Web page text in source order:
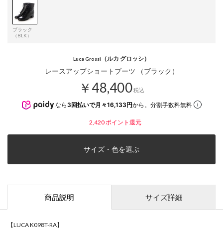
ブラック
（BLK）
Luca Grossi （ルカ グロッシ）
レースアップショートブーツ （ブラック）
￥48,400税込
なら 3回払いで月々16,133円から。分割手数料無料
2,420 ポイント還元
サイズ・色を選ぶ
商品説明 サイズ詳細
【LUCA K098T-RA】